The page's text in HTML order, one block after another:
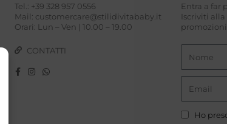
Tel.: +39 328 957 0556
Mail: customercare@stilidivitababy.it
Orari: Lun – Ven | 10.00 – 19.00
CONTATTI
Entra a far
Iscriviti
promozioni
Ho